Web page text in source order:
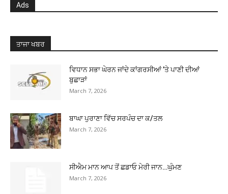
Ads
ਤਾਜਾ ਖਬਰ
ਵਿਧਾਨ ਸਭਾ ਘੇਰਨ ਜਾਂਦੇ ਕਾਂਗਰਸੀਆਂ ’ਤੇ ਪਾਣੀ ਦੀਆਂ
ਬੁਛਾੜਾਂ
March 7, 2026
ਬਾਘਾ ਪੁਰਾਣਾ ਵਿੱਚ ਸਰਪੰਚ ਦਾ ਕ/ਤਲ
March 7, 2026
ਸੀਐਮ ਮਾਨ ਆਪ ਤੋਂ ਛਡਾਓ ਮੇਰੀ ਜਾਨ…ਘੁੰਮਣ
March 7, 2026